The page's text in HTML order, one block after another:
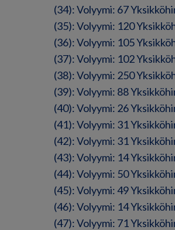
(34): Volyymi: 67
(35): Volyymi: 120
(36): Volyymi: 105
(37): Volyymi: 102
(38): Volyymi: 250
(39): Volyymi: 88
(40): Volyymi: 26
(41): Volyymi: 31
(42): Volyymi: 31
(43): Volyymi: 14
(44): Volyymi: 50
(45): Volyymi: 49
(46): Volyymi: 14
(47): Volyymi: 71